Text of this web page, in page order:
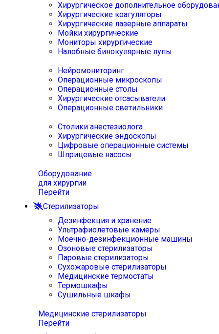
Хирургическое дополнительное
Хирургические коагуляторы
Хирургические лазерные аппараты
Мойки хирургические
Мониторы хирургические
Налобные бинокулярные лупы
Нейромониторинг
Операционные микроскопы
Операционные столы
Хирургические отсасыватели
Операционные светильники
Столики анестезиолога
Хирургические эндоскопы
Цифровые операционные системы
Шприцевые насосы
Оборудование
для хирургии
Перейти
Стерилизаторы
Дезинфекция и хранение
Ультрафиолетовые камеры
Моечно-дезинфекционные машины
Озоновые стерилизаторы
Паровые стерилизаторы
Сухожаровые стерилизаторы
Медицинские термостаты
Термошкафы
Сушильные шкафы
Медицинские стерилизаторы
Перейти